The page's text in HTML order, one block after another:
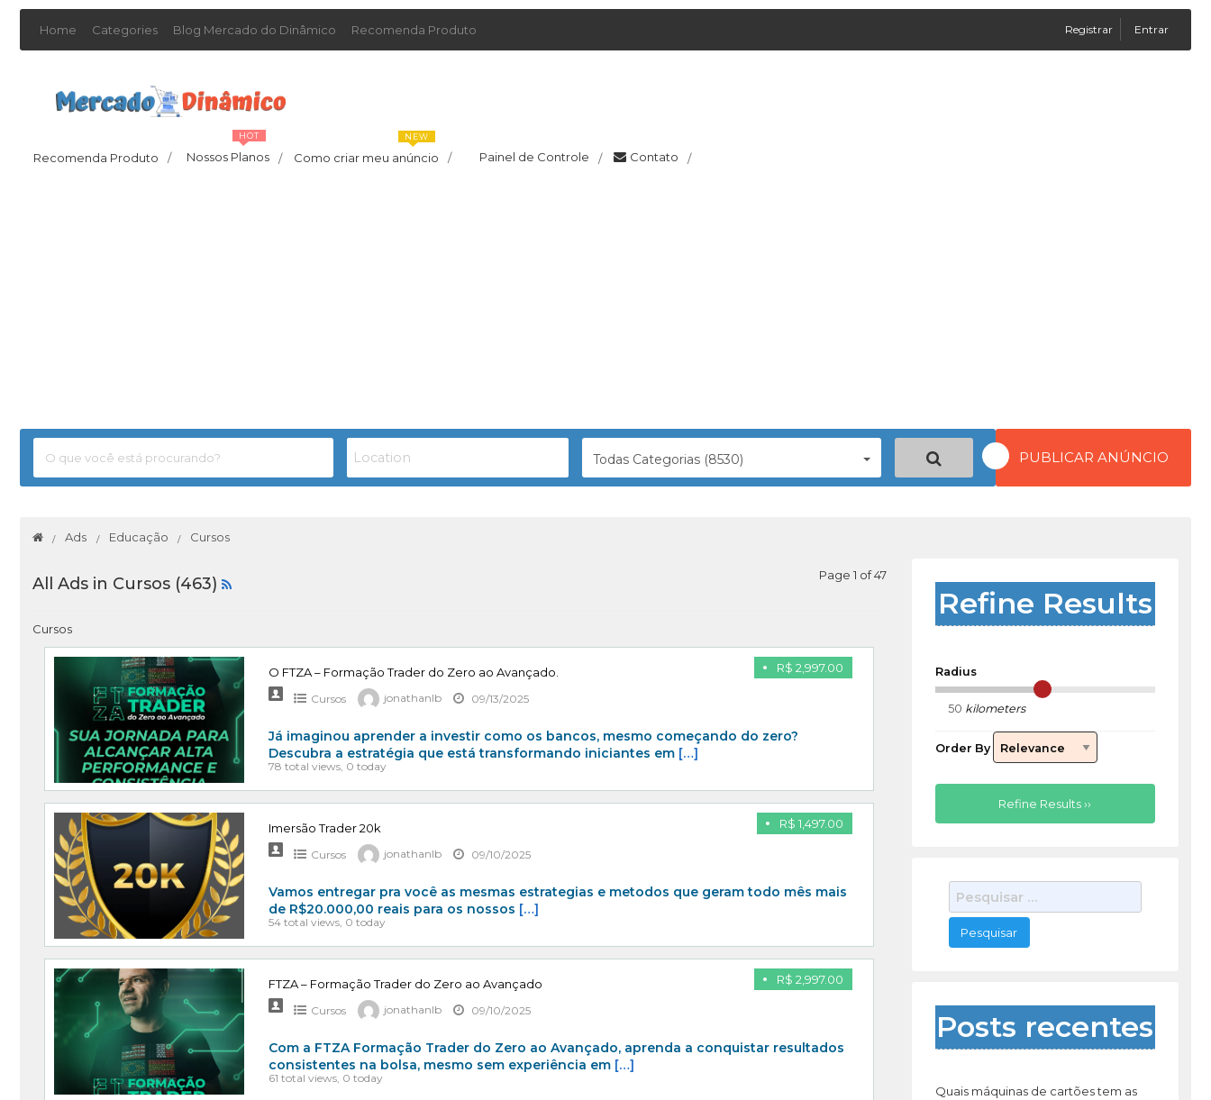
Home Categories Blog Mercado do Dinâmico Recomenda Produto Registrar Entrar
Recomenda Produto / Nossos Planos /
HOT
Como criar meu anúncio /
NEW
Painel de Controle / Contato /
Todas Categorias (8530) PUBLICAR ANÚNCIO
Ads Educação Cursos
All Ads in Cursos (463) Page 1 of 47
Cursos
R$ 2,997.00
O FTZA – Formação Trader do Zero ao Avançado.
Cursos jonathanlb 09/13/2025
Já imaginou aprender a investir como os bancos, mesmo começando do zero?
Descubra a estratégia que está transformando iniciantes em […]
78 total views, 0 today
R$ 1,497.00
Imersão Trader 20k
Cursos jonathanlb 09/10/2025
Vamos entregar pra você as mesmas estrategias e metodos que geram todo mês mais
de R$20.000,00 reais para os nossos […]
54 total views, 0 today
R$ 2,997.00
FTZA – Formação Trader do Zero ao Avançado
Cursos jonathanlb 09/10/2025
Com a FTZA Formação Trader do Zero ao Avançado, aprenda a conquistar resultados
consistentes na bolsa, mesmo sem experiência em […]
61 total views, 0 today
Refine Results
Radius
kilometers
Order By
Refine Results ››
e
q
s
a
r
o
Posts recentes
Quais máquinas de cartões tem as